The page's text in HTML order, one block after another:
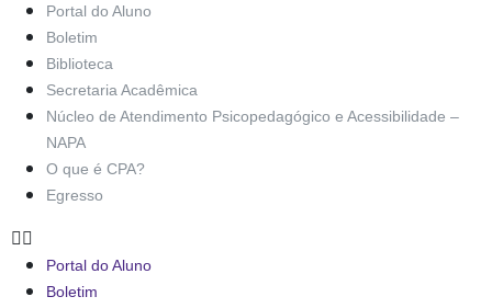
Portal do Aluno
Boletim
Biblioteca
Secretaria Acadêmica
Núcleo de Atendimento Psicopedagógico e Acessibilidade –
NAPA
O que é CPA?
Egresso
Portal do Aluno
Boletim